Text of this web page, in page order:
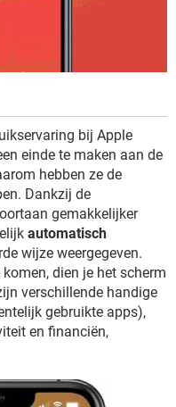
bij Apple
einde te maken aan de
hebben ze de
Dankzij de
gemakkelijker
automatisch
wijze weergegeven.
dien je het scherm
verschillende handige
gebruikte apps),
en financiën,